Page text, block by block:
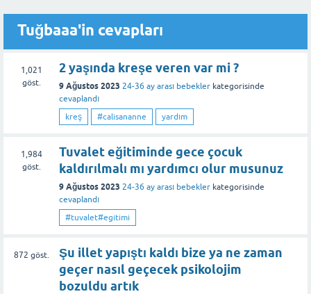
Tuğbaaa'in cevapları
1,021
göst.
2 yaşında kreşe veren var mi ?
9 Ağustos 2023 24-36 ay arası bebekler kategorisinde
cevaplandı
kreş
#calisananne yardım
1,984
göst.
Tuvalet eğitiminde gece çocuk
kaldırılmalı mı yardımcı olur musunuz
9 Ağustos 2023 24-36 ay arası bebekler kategorisinde
cevaplandı
#tuvalet#egitimi
872 göst.
Şu illet yapıştı kaldı bize ya ne zaman
geçer nasıl geçecek psikolojim
bozuldu artık